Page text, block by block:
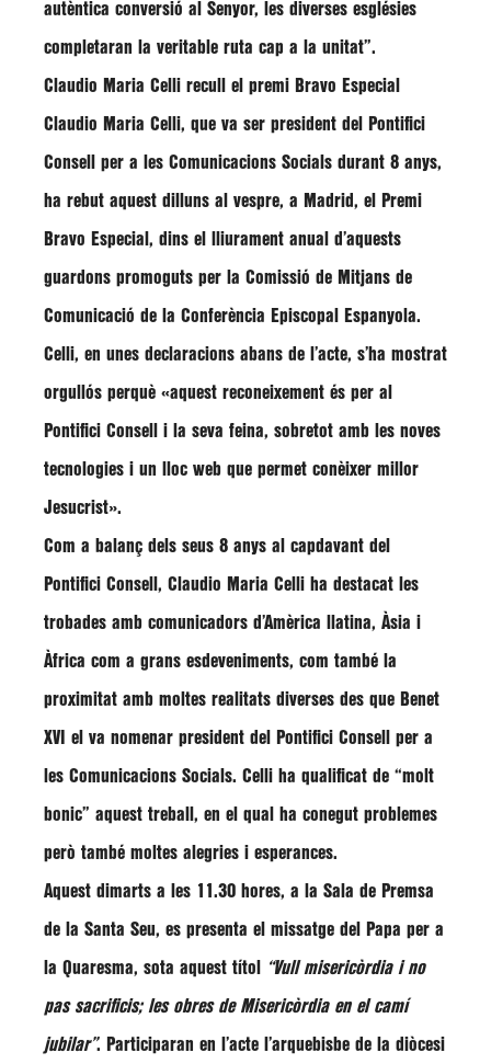
autèntica conversió al Senyor, les diverses esglésies
completaran la veritable ruta cap a la unitat”.
Claudio Maria Celli recull el premi Bravo Especial
Claudio Maria Celli, que va ser president del Pontifici
Consell per a les Comunicacions Socials durant 8 anys,
ha rebut aquest dilluns al vespre, a Madrid, el Premi
Bravo Especial, dins el lliurament anual d’aquests
guardons promoguts per la Comissió de Mitjans de
Comunicació de la Conferència Episcopal Espanyola.
Celli, en unes declaracions abans de l’acte, s’ha mostrat
orgullós perquè «aquest reconeixement és per al
Pontifici Consell i la seva feina, sobretot amb les noves
tecnologies i un lloc web que permet conèixer millor
Jesucrist».
Com a balanç dels seus 8 anys al capdavant del
Pontifici Consell, Claudio Maria Celli ha destacat les
trobades amb comunicadors d’Amèrica llatina, Àsia i
Àfrica com a grans esdeveniments, com també la
proximitat amb moltes realitats diverses des que Benet
XVI el va nomenar president del Pontifici Consell per a
les Comunicacions Socials. Celli ha qualificat de “molt
bonic” aquest treball, en el qual ha conegut problemes
però també moltes alegries i esperances.
Aquest dimarts a les 11.30 hores, a la Sala de Premsa
de la Santa Seu, es presenta el missatge del Papa per a
la Quaresma, sota aquest títol “Vull misericòrdia i no
pas sacrificis; les obres de Misericòrdia en el camí
jubilar”. Participaran en l’acte l’arquebisbe de la diòcesi